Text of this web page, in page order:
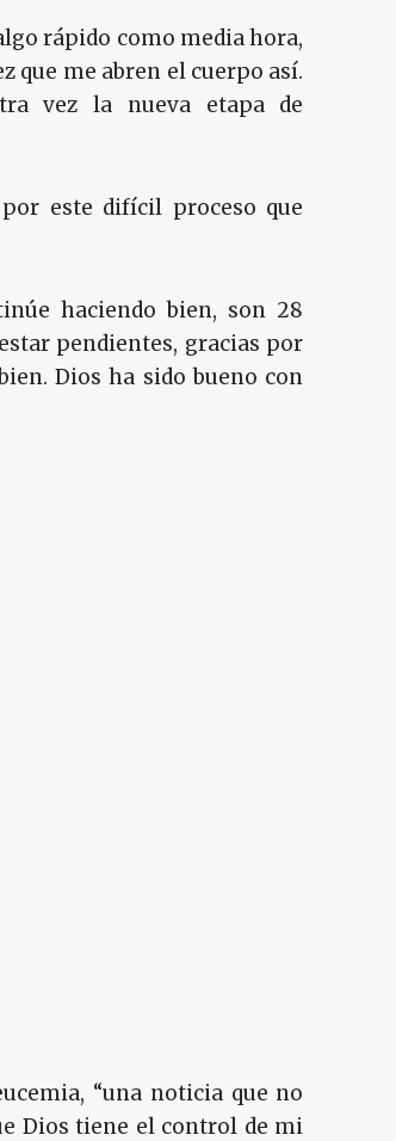
rápido como media hora,
que me abren el cuerpo así.
vez la nueva etapa de
este difícil proceso que
haciendo bien, son 28
pendientes, gracias por
Dios ha sido bueno con
“una noticia que no
Dios tiene el control de mi